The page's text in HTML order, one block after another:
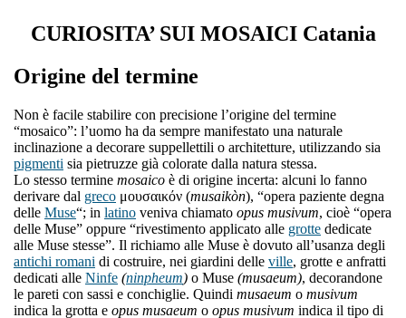
CURIOSITA’ SUI MOSAICI Catania
Origine del termine
Non è facile stabilire con precisione l’origine del termine
“mosaico”: l’uomo ha da sempre manifestato una naturale
inclinazione a decorare suppellettili o architetture, utilizzando sia
pigmenti sia pietruzze già colorate dalla natura stessa.
Lo stesso termine mosaico è di origine incerta: alcuni lo fanno
derivare dal greco μουσαικόν (musaikòn), “opera paziente degna
delle Muse“; in latino veniva chiamato opus musivum, cioè “opera
delle Muse” oppure “rivestimento applicato alle grotte dedicate
alle Muse stesse”. Il richiamo alle Muse è dovuto all’usanza degli
antichi romani di costruire, nei giardini delle ville, grotte e anfratti
dedicati alle Ninfe (ninpheum) o Muse (musaeum), decorandone
le pareti con sassi e conchiglie. Quindi musaeum o musivum
indica la grotta e opus musaeum o opus musivum indica il tipo di